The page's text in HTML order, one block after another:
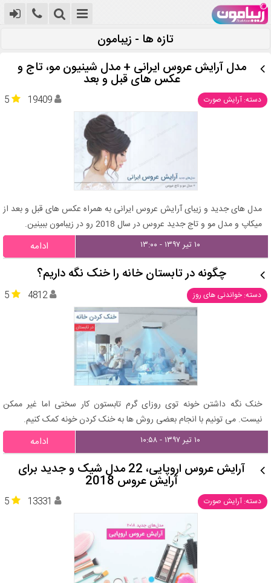
تازه ها - زیبامون
مدل آرایش عروس ایرانی + مدل شینیون مو، تاج و
عکس های قبل و بعد
دسته: آرایش صورت 5 19409
مدل های جدید و زیبای آرایش عروس ایرانی به همراه عکس های قبل و بعد از
میکاپ و مدل مو و تاج جدید عروس در سال 2018 رو در زیبامون ببینین.
۱۰ تیر ۱۳۹۷ - ۱۳:۰۰ ادامه
چگونه در تابستان خانه را خنک نگه داریم؟
دسته: خواندنی های روز 5 4812
خنک نگه داشتن خونه توی روزای گرم تابستون کار سختی اما غیر ممکن
نیست. می تونیم با انجام بعضی روش ها به خنک کردن خونه کمک کنیم.
۱۰ تیر ۱۳۹۷ - ۱۰:۵۸ ادامه
آرایش عروس اروپایی، 22 مدل شیک و جدید برای
آرایش عروس 2018
دسته: آرایش صورت 5 13331